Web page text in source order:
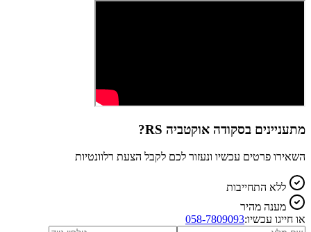
מתעניינים בסקודה אוקטביה RS ?
השאירו פרטים עכשיו ונעזור לכם לקבל הצעת רלוונטיות
ללא התחייבות
מענה מהיר
או חייגו עכשיו:058-7809093